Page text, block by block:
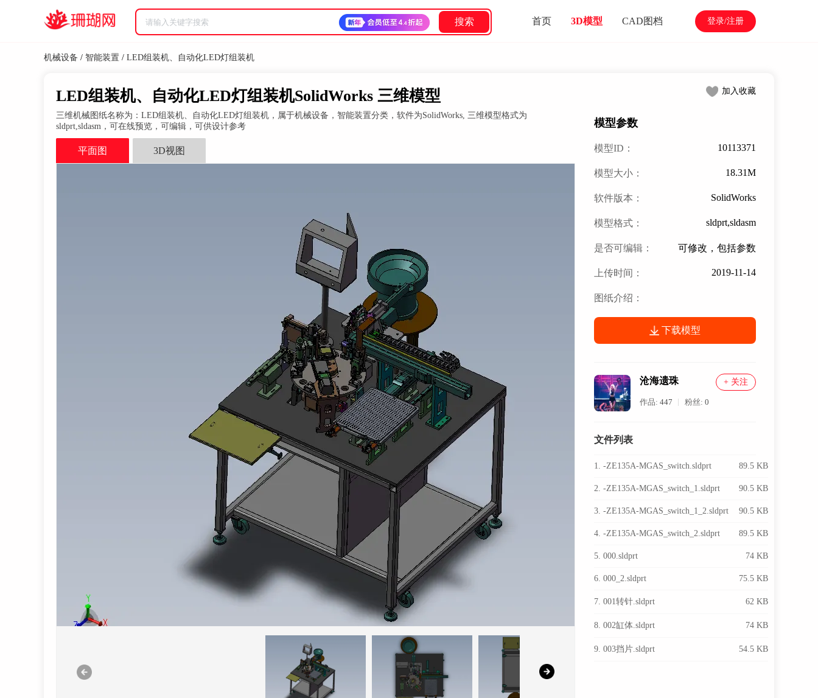
搜索 首页 3D模型 CAD图档 登录/注册
机械设备 / 智能装置 / LED组装机、自动化LED灯组装机
LED组装机、自动化LED灯组装机SolidWorks 三维模型
三维机械图纸名称为：LED组装机、自动化LED灯组装机，属于机械设备，智能装置分类，软件为SolidWorks, 三维模型格式为
sldprt,sldasm，可在线预览，可编辑，可供设计参考
平面图 3D视图
加入收藏
模型参数
模型ID： 10113371
模型大小： 18.31M
软件版本： SolidWorks
模型格式： sldprt,sldasm
是否可编辑： 可修改，包括参数
上传时间： 2019-11-14
图纸介绍：
下载模型
沧海遗珠
作品:447 粉丝:0
+ 关注
文件列表
1. -ZE135A-MGAS_switch.sldprt 89.5 KB
2. -ZE135A-MGAS_switch_1.sldprt 90.5 KB
3. -ZE135A-MGAS_switch_1_2.sldprt 90.5 KB
4. -ZE135A-MGAS_switch_2.sldprt 89.5 KB
5. 000.sldprt 74 KB
6. 000_2.sldprt 75.5 KB
7. 001转针.sldprt 62 KB
8. 002缸体.sldprt 74 KB
9. 003挡片.sldprt 54.5 KB